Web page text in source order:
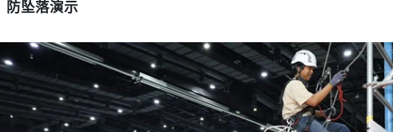
防坠落演示